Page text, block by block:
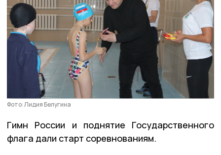
Фото: Лидия Белугина
Гимн России и поднятие Государственного
флага дали старт соревнованиям.